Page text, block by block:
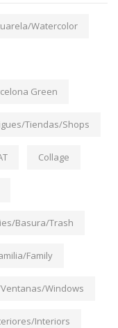
Watercolor
Green
Tiendas/Shops
Collage
Basura/Trash
Family
Windows
Interiors